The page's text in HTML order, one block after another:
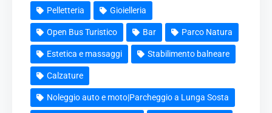
Pelletteria Gioielleria
Open Bus Turistico Bar Parco Natura
Estetica e massaggi Stabilimento balneare
Calzature
Noleggio auto e moto|Parcheggio a Lunga Sosta